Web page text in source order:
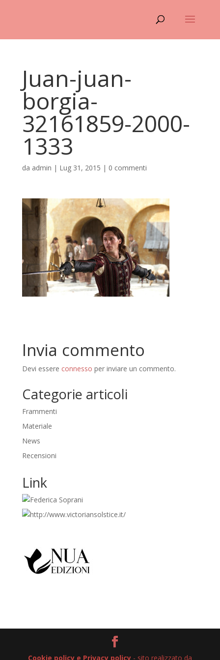
Juan-juan-
borgia-
32161859-2000-
1333
da admin | Lug 31, 2015 | 0 commenti
Invia commento
Devi essere connesso per inviare un commento.
Categorie articoli
Frammenti
Materiale
News
Recensioni
Link
Cookie policy e Privacy policy- sito realizzato da